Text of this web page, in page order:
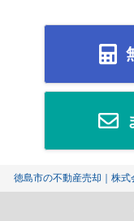
徳島市の不動産売却｜株式